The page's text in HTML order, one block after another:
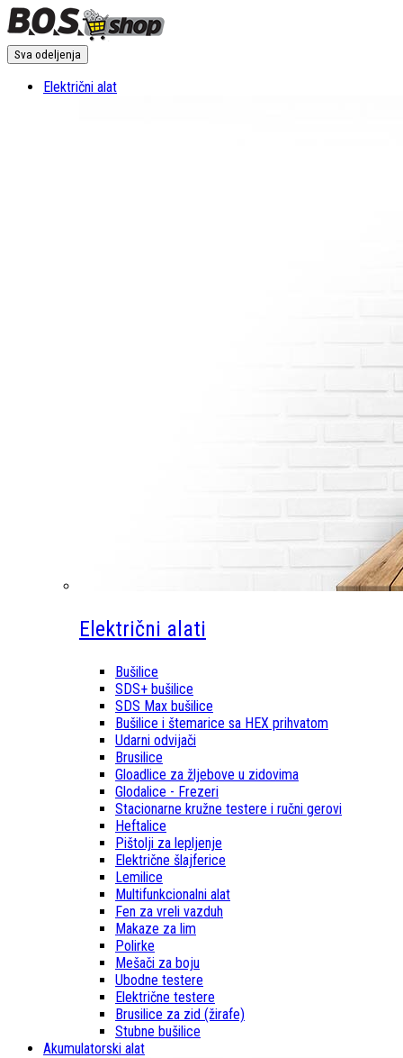
Sva odeljenja
Električni alat
Električni alati
Bušilice
SDS+ bušilice
SDS Max bušilice
Bušilice i štemarice sa HEX prihvatom
Udarni odvijači
Brusilice
Gloadlice za žljebove u zidovima
Glodalice - Frezeri
Stacionarne kružne testere i ručni gerovi
Heftalice
Pištolji za lepljenje
Električne šlajferice
Lemilice
Multifunkcionalni alat
Fen za vreli vazduh
Makaze za lim
Polirke
Mešači za boju
Ubodne testere
Električne testere
Brusilice za zid (žirafe)
Stubne bušilice
Akumulatorski alat